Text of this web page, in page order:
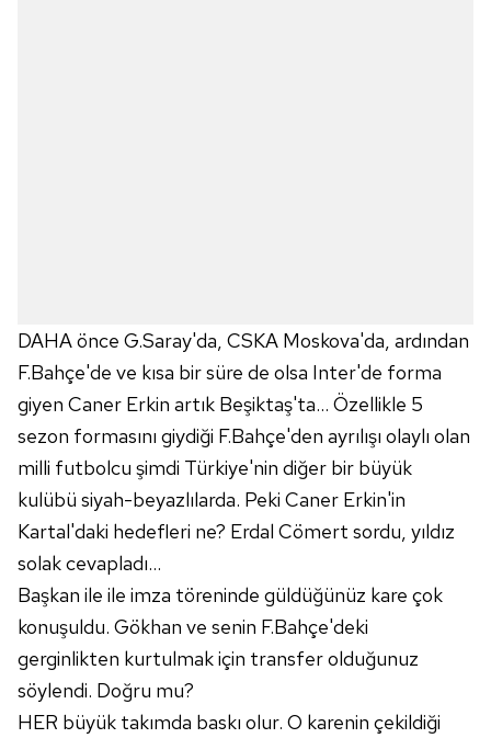
DAHA önce G.Saray'da, CSKA Moskova'da, ardından
F.Bahçe'de ve kısa bir süre de olsa Inter'de forma
giyen Caner Erkin artık Beşiktaş'ta... Özellikle 5
sezon formasını giydiği F.Bahçe'den ayrılışı olaylı olan
milli futbolcu şimdi Türkiye'nin diğer bir büyük
kulübü siyah-beyazlılarda. Peki Caner Erkin'in
Kartal'daki hedefleri ne? Erdal Cömert sordu, yıldız
solak cevapladı...
Başkan ile ile imza töreninde güldüğünüz kare çok
konuşuldu. Gökhan ve senin F.Bahçe'deki
gerginlikten kurtulmak için transfer olduğunuz
söylendi. Doğru mu?
HER büyük takımda baskı olur. O karenin çekildiği